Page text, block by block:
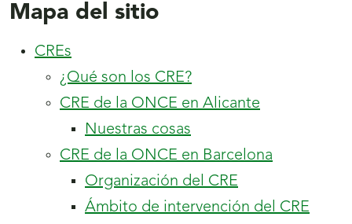
Mapa del sitio
CREs
6
hijos.
¿Qué son los CRE?
CRE de la ONCE en Alicante
hijo.
Nuestras cosas
CRE de la ONCE en Barcelona
hijos.
Organización del CRE
Ámbito de intervención del CRE